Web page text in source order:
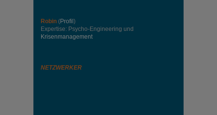
Robin (Profil )
Expertise: Psycho-Engineering und
Krisenmanagement
NETZWERKER